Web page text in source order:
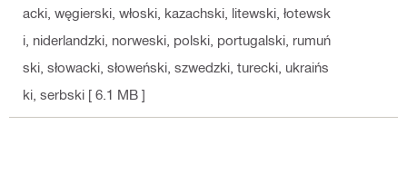
acki, węgierski, włoski, kazachski, litewski, łotewsk
i, niderlandzki, norweski, polski, portugalski, rumuń
ski, słowacki, słoweński, szwedzki, turecki, ukraińs
ki, serbski [ 6.1 MB ]